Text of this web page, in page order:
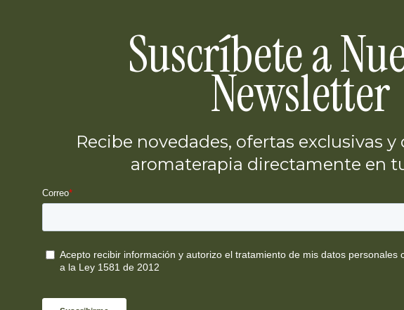
Suscríbete a
Newsletter
Recibe novedades, ofertas exclusivas y
aromaterapia directamente en